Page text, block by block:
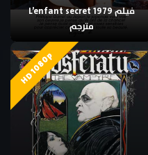
فيلم L’enfant secret 1979
مترجم
HD 1080p